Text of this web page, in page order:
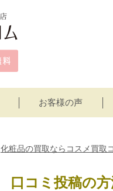
お客様の声
化粧品の買取ならコスメ買取
口コミ投稿の